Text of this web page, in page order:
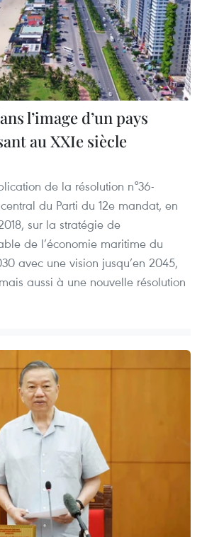
l’image d’un pays
au XXIe siècle
de la résolution n°36-
du Parti du 12e mandat, en
sur la stratégie de
de l’économie maritime du
avec une vision jusqu’en 2045,
aussi à une nouvelle résolution